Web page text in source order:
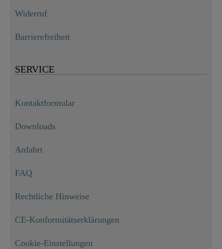
Widerruf
Barrierefreiheit
SERVICE
Kontaktformular
Downloads
Anfahrt
FAQ
Rechtliche Hinweise
CE-Konformitätserklärungen
Cookie-Einstellungen